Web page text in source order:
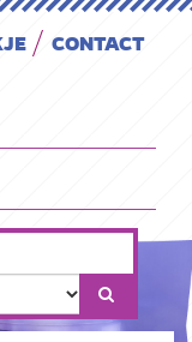
CONTACT